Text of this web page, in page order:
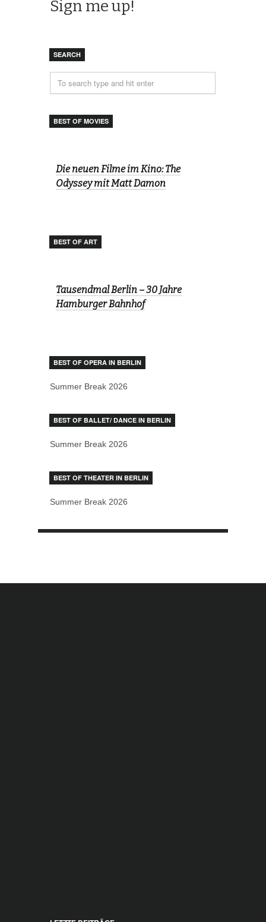
SEARCH
BEST OF MOVIES
Die neuen Filme im Kino: The
Odyssey mit Matt Damon
BEST OF ART
Tausendmal Berlin – 30 Jahre
Hamburger Bahnhof
BEST OF OPERA IN BERLIN
Summer Break 2026
BEST OF BALLET/ DANCE IN BERLIN
Summer Break 2026
BEST OF THEATER IN BERLIN
Summer Break 2026